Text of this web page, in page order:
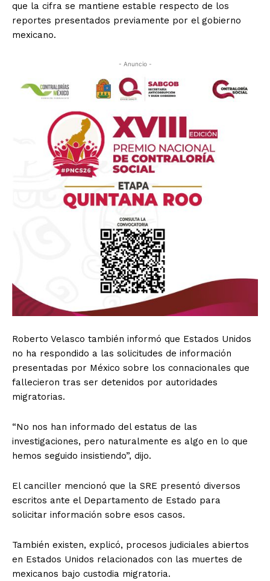
que la cifra se mantiene estable respecto de los
reportes presentados previamente por el gobierno
mexicano.
- Anuncio -
Roberto Velasco también informó que Estados Unidos
no ha respondido a las solicitudes de información
presentadas por México sobre los connacionales que
fallecieron tras ser detenidos por autoridades
migratorias.
“No nos han informado del estatus de las
investigaciones, pero naturalmente es algo en lo que
hemos seguido insistiendo”, dijo.
El canciller mencionó que la SRE presentó diversos
escritos ante el Departamento de Estado para
solicitar información sobre esos casos.
También existen, explicó, procesos judiciales abiertos
en Estados Unidos relacionados con las muertes de
mexicanos bajo custodia migratoria.